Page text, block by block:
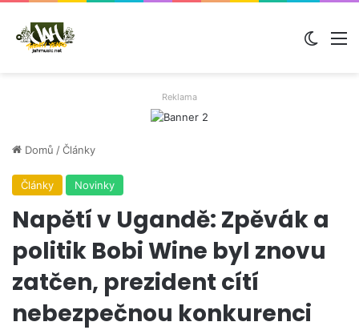
Reklama
Domů /Články
Články Novinky
Napětí v Ugandě: Zpěvák a
politik Bobi Wine byl znovu
zatčen, prezident cítí
nebezpečnou konkurenci